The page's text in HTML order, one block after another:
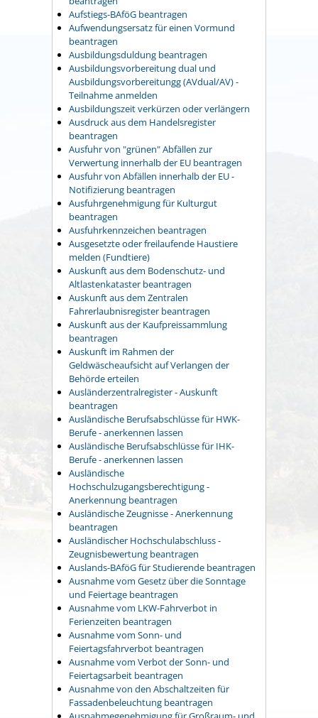
Aufstiegs-BAföG beantragen
Aufwendungsersatz für einen Vormund
beantragen
Ausbildungsduldung beantragen
Ausbildungsvorbereitung dual und
Ausbildungsvorbereitungg (AVdual/AV) -
Teilnahme anmelden
Ausbildungszeit verkürzen oder verlängern
Ausdruck aus dem Handelsregister
beantragen
Ausfuhr von "grünen" Abfällen zur
Verwertung innerhalb der EU beantragen
Ausfuhr von Abfällen innerhalb der EU -
Notifizierung beantragen
Ausfuhrgenehmigung für Kulturgut
beantragen
Ausfuhrkennzeichen beantragen
Ausgesetzte oder freilaufende Haustiere
melden (Fundtiere)
Auskunft aus dem Bodenschutz- und
Altlastenkataster beantragen
Auskunft aus dem Zentralen
Fahrerlaubnisregister beantragen
Auskunft aus der Kaufpreissammlung
beantragen
Auskunft im Rahmen der
Geldwäscheaufsicht auf Verlangen der
Behörde erteilen
Ausländerzentralregister - Auskunft
beantragen
Ausländische Berufsabschlüsse für HWK-
Berufe - anerkennen lassen
Ausländische Berufsabschlüsse für IHK-
Berufe - anerkennen lassen
Ausländische
Hochschulzugangsberechtigung -
Anerkennung beantragen
Ausländische Zeugnisse - Anerkennung
beantragen
Ausländischer Hochschulabschluss -
Zeugnisbewertung beantragen
Auslands-BAföG für Studierende beantragen
Ausnahme vom Gesetz über die Sonntage
und Feiertage beantragen
Ausnahme vom LKW-Fahrverbot in
Ferienzeiten beantragen
Ausnahme vom Sonn- und
Feiertagsfahrverbot beantragen
Ausnahme vom Verbot der Sonn- und
Feiertagsarbeit beantragen
Ausnahme von den Abschaltzeiten für
Fassadenbeleuchtung beantragen